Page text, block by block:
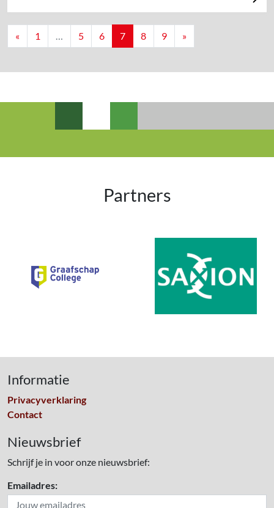
Berichten navigatie
« 1 … 5 6 7 8 9 »
Partners
Informatie
Privacyverklaring
Contact
Nieuwsbrief
Schrijf je in voor onze nieuwsbrief:
Emailadres: